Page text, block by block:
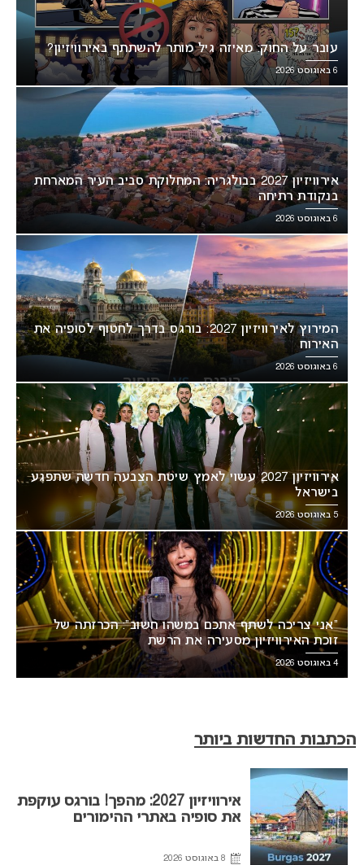
עובר על החוק: מאיזה גיל מותר להשתתף באירוויזיון?
6 באוגוסט 2026
אירוויזיון 2027 בבולגריה: המחלוקת סביב העיר המארחת
בנקודת רתיחה
6 באוגוסט 2026
המירוץ לאירוויזיון 2027: בורגס בדרך לחטוף לסופיה את
האירוח
6 באוגוסט 2026
אירוויזיון 2027 עשוי לאמץ שיטת הצבעה חדשה שתפגע
בישראל
5 באוגוסט 2026
“אני צריכה לשתף אתכם במשהו חשוב”: הכרזתה של
זוכת האירוויזיון מסעירה את הרשת
4 באוגוסט 2026
הכתבות החדשות ביותר
אירוויזיון 2027: מהפך! בורגס עוקפת
את סופיה באתרי ההימורים
8 באוגוסט 2026